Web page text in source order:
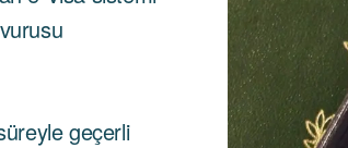
geçerli